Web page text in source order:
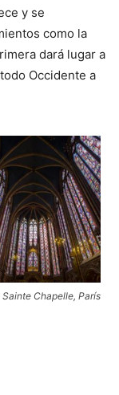
y se
como la
dará lugar a
Occidente a
Sainte Chapelle, París